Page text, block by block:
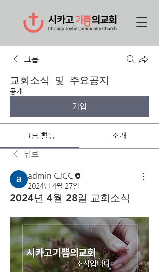
그룹
교회소식 및 주요공지
공개
가입
그룹 활동
소개
뒤로
admin CJCC
2024년 4월 27일
2024년 4월 28일 교회소식